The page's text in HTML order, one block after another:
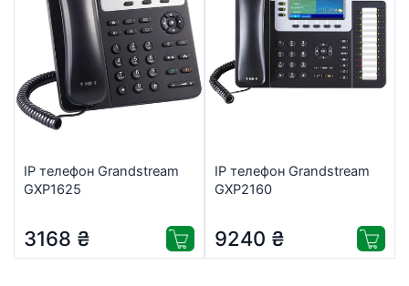
IP телефон Grandstream
GXP1625
3168 ₴
IP телефон Grandstream
GXP2160
9240 ₴